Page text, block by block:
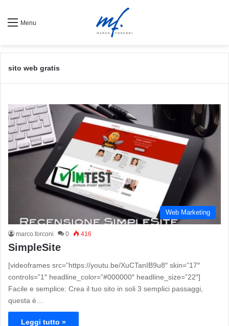
Menu
sito web gratis
Web Marketing
marco.forconi 0 416
SimpleSite
[videoframes src=”https://youtu.be/XuCTanIB9u8″ skin=”17″
controls=”1″ headline_color=”#000000″ headline_size=”22″]
Facile e semplice: Crea il tuo sito in soli 3 semplici passaggi,
questa è…
Leggi tutto »